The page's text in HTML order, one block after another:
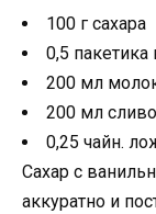
100 г сахара
0,5 пакетика
200 мл
200 мл
0,25 чайн.
Сахар с
аккуратно и